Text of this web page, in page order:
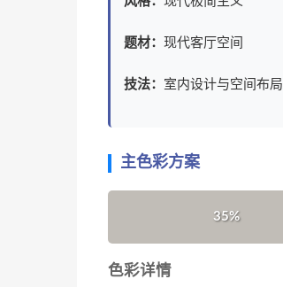
题材： 现代客厅空间
技法： 室内设计与空间布局
主色彩方案
35%
色彩详情